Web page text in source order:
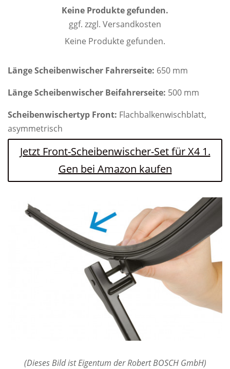
Keine Produkte gefunden.
ggf. zzgl. Versandkosten
Keine Produkte gefunden.
Länge Scheibenwischer Fahrerseite: 650 mm
Länge Scheibenwischer Beifahrerseite: 500 mm
Scheibenwischertyp Front: Flachbalkenwischblatt,
asymmetrisch
Jetzt Front-Scheibenwischer-Set für X4 1.
Gen bei Amazon kaufen
(Dieses Bild ist Eigentum der Robert BOSCH GmbH)